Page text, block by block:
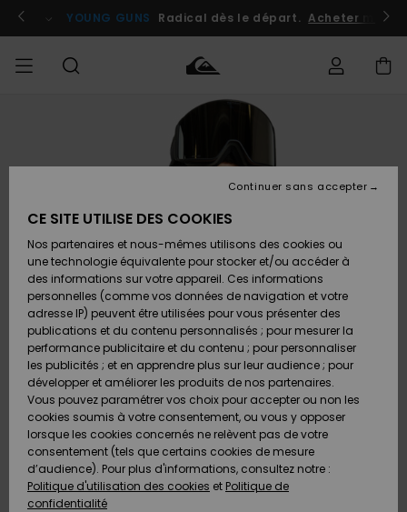
l'information
le
Se connecter / s'inscrire
YOUNG GUNS Radical dès le départ. Acheter
Vêtements
Chaussures
& Tongs
Surf
Snow
Nouveautés
Vêtements
Chaussures
& Tongs
Surf
Snow
Nouveautés
FEMME
A
Découvrir
Snow
SURF
Homme
Surf
Shop
Enfant
Highlights
Communauté
SNOW
Homme
Snow
Shop
Enfant
Snow
Shop
Femme
A
Découvrir
Communauté
OUTLET
Outlet
Homme
Enfant
Outlet
Femme
AIDE &
CONTACT
Accéder à
Retours
Paiement
Carte
Cadeau
Quiksilver
Freedom
Protection
des
MAGASINS
CE SITE UTILISE DES COOKIES
Nos partenaires et nous-mêmes utilisons des cookies ou
une technologie équivalente pour stocker et/ou accéder à
des informations sur votre appareil. Ces informations
personnelles (comme vos données de navigation et votre
adresse IP) peuvent être utilisées pour vous présenter des
publications et du contenu personnalisés ; pour mesurer la
performance publicitaire et du contenu ; pour personnaliser
les publicités ; et en apprendre plus sur leur audience ; pour
développer et améliorer les produits de nos partenaires.
Vous pouvez paramétrer vos choix pour accepter ou non les
cookies soumis à votre consentement, ou vous y opposer
lorsque les cookies concernés ne relèvent pas de votre
consentement (tels que certains cookies de mesure
d’audience). Pour plus d'informations, consultez notre :
Politique d'utilisation des cookies et Politique de
confidentialité
Continuer sans accepter